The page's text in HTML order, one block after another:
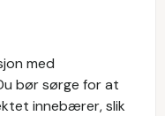
med
bør sørge for at
innebærer, slik